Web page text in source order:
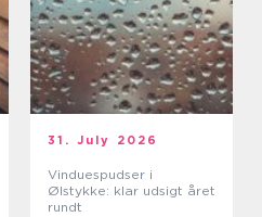
31. July 2026
Vinduespudser i
Ølstykke: klar udsigt året
rundt